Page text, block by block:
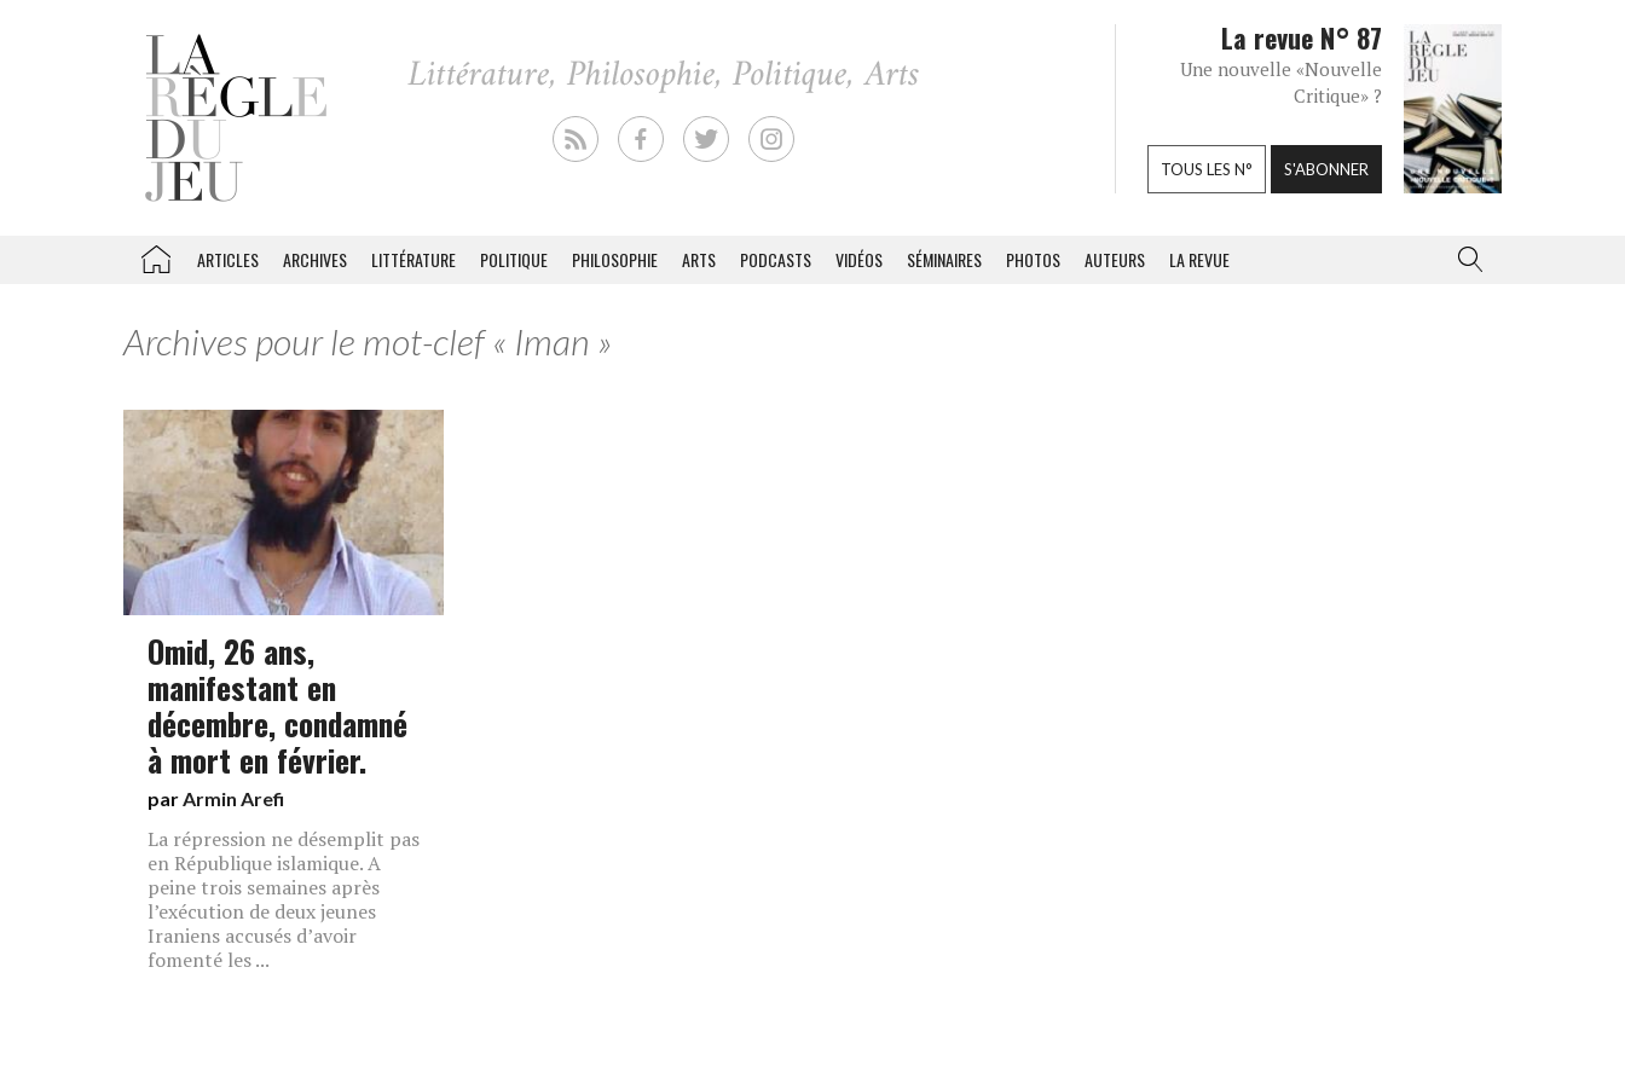
La revue N° 87
Une nouvelle «Nouvelle
Critique» ?
TOUS LES N° S'ABONNER
ARTICLES ARCHIVES LITTÉRATURE POLITIQUE PHILOSOPHIE ARTS PODCASTS VIDÉOS SÉMINAIRES PHOTOS AUTEURS LA REVUE
Archives pour le mot-clef « Iman »
Omid, 26 ans,
manifestant en
décembre, condamné
à mort en février.
parArmin Arefi
La répression ne désemplit pas
en République islamique. A
peine trois semaines après
l’exécution de deux jeunes
Iraniens accusés d’avoir
fomenté les ...